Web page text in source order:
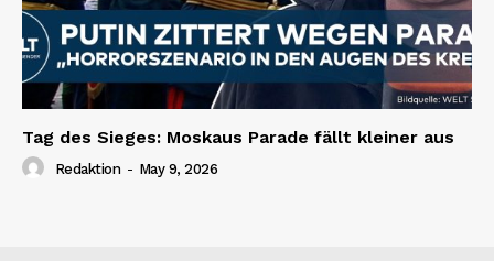
Tag des Sieges: Moskaus Parade fällt kleiner aus
Redaktion - May 9, 2026